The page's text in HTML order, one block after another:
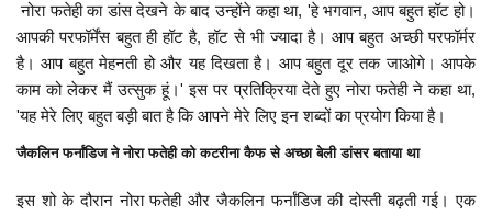
नोरा फतेही का डांस देखने के बाद उन्होंने कहा था, 'हे भगवान, आप बहुत हॉट हो।
आपकी परफॉर्मेंस बहुत ही हॉट है, हॉट से भी ज्यादा है। आप बहुत अच्छी परफॉर्मर
है। आप बहुत मेहनती हो और यह दिखता है। आप बहुत दूर तक जाओगे। आपके
काम को लेकर मैं उत्सुक हूं।' इस पर प्रतिक्रिया देते हुए नोरा फतेही ने कहा था,
'यह मेरे लिए बहुत बड़ी बात है कि आपने मेरे लिए इन शब्दों का प्रयोग किया है।
जैकलिन फर्नांडिज ने नोरा फतेही को कटरीना कैफ से अच्छा बेली डांसर बताया था
इस शो के दौरान नोरा फतेही और जैकलिन फर्नांडिज की दोस्ती बढ़ती गई। एक